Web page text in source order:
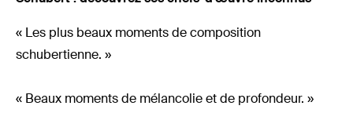
« Les plus beaux moments de composition
schubertienne. »
« Beaux moments de mélancolie et de profondeur. »